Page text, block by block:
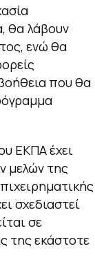
θα λάβουν
ενώ θα
που θα
ΕΚΠΑ έχει
μελών της
σχεδιαστεί
σε
της εκάστοτε